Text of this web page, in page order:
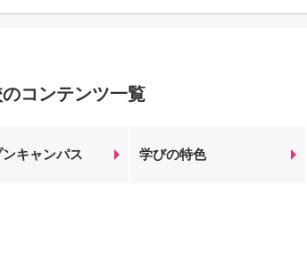
コンテンツ一覧
キャンパス 学びの特色